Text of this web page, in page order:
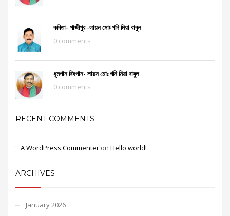
কবিতা- গাজীপুর -লায়ন মোঃ গনি মিয়া বাবুল
0 comments
ধূমপান বিষপান- লায়ন মোঃ গনি মিয়া বাবুল
0 comments
RECENT COMMENTS
A WordPress Commenter on Hello world!
ARCHIVES
January 2026